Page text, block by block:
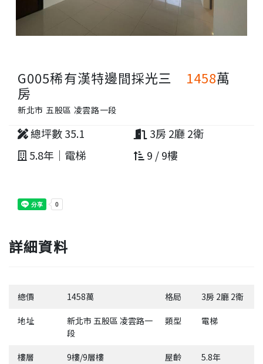
G005稀有漢特邊間採光三
房
新北市 五股區 凌雲路一段
1458萬
總坪數 35.1
3房 2廳 2衛
5.8年｜電梯
9 / 9樓
詳細資料
總價 1458萬 格局 3房 2廳 2衛
地址
新北市 五股區 凌雲路一
段
類型 電梯
樓層 9樓/9層樓 屋齡 5.8年